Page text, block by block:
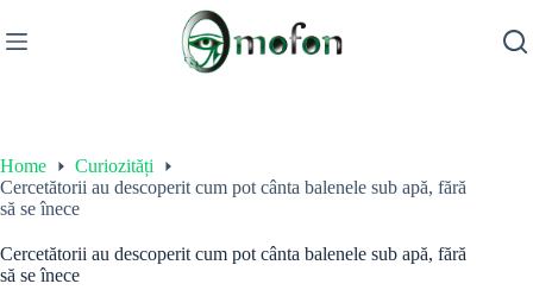
to
content
Home
Curiozități
Cercetătorii au descoperit cum pot cânta balenele sub apă, fără
să se înece
Cercetătorii au descoperit cum pot cânta balenele sub apă, fără
să se înece